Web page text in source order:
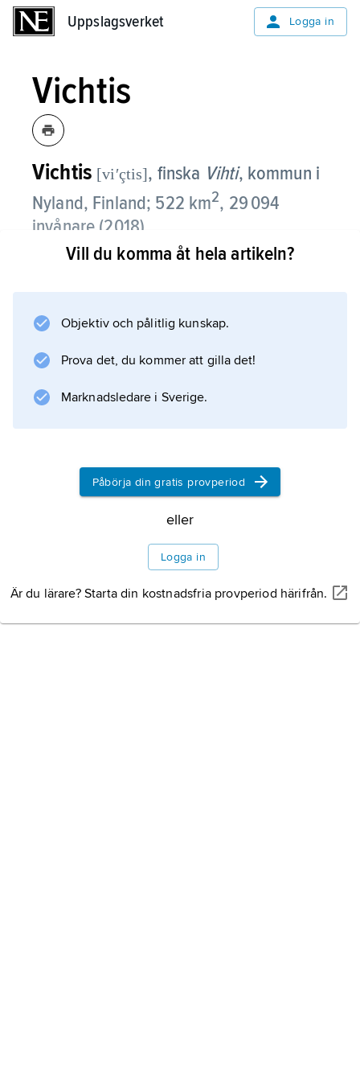
Uppslagsverket Logga in
Vichtis
Vichtis [viʹçtis], finska Vihti, kommun i
Nyland, Finland; 522 km2, 29 094
invånare (2018).
Av arbetsplatserna finns de flesta inom
snabb befolkningstillväxt och stor
arbetspendling. Trots ett livligt näringsliv har
Vichtis karaktären av en landsbygdskommun.
Vill du komma åt hela artikeln?
Objektiv och pålitlig kunskap.
Prova det, du kommer att gilla det!
Marknadsledare i Sverige.
Påbörja din gratis provperiod
eller
Logga in
Är du lärare? Starta din kostnadsfria provperiod härifrån.